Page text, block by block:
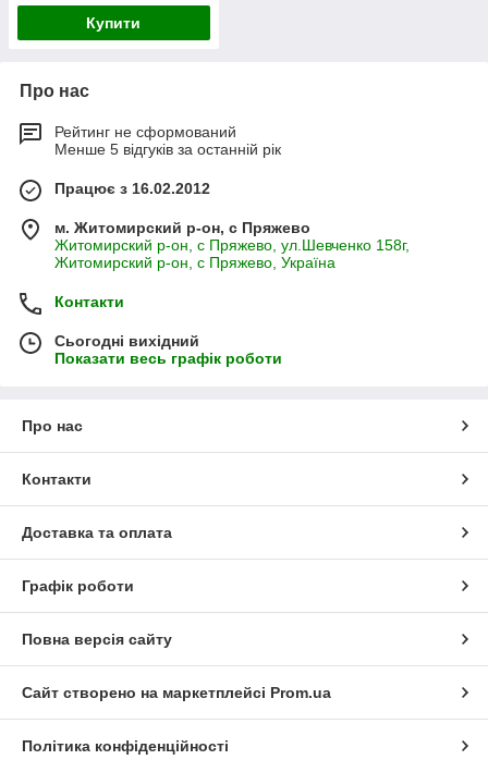
Купити
Про нас
Рейтинг не сформований
Менше 5 відгуків за останній рік
Працює з 16.02.2012
м. Житомирский р-он, с Пряжево
Житомирский р-он, с Пряжево, ул.Шевченко 158г,
Житомирский р-он, с Пряжево, Україна
Контакти
Сьогодні вихідний
Показати весь графік роботи
Про нас
Контакти
Доставка та оплата
Графік роботи
Повна версія сайту
Сайт створено на маркетплейсі Prom.ua
Політика конфіденційності